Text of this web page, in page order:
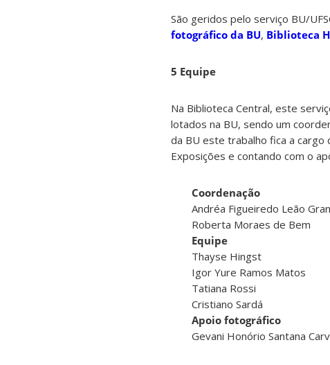
São geridos pelo serviço BU/
fotográfico da BU, Biblioteca
5 Equipe
Na Biblioteca Central, este
lotados na BU, sendo um
da BU este trabalho fica a cargo
Exposições e contando com o
Coordenação
Andréa Figueiredo Leão
Roberta Moraes de Bem
Equipe
Thayse Hingst
Igor Yure Ramos Matos
Tatiana Rossi
Cristiano Sardá
Apoio fotográfico
Gevani Honório Santana